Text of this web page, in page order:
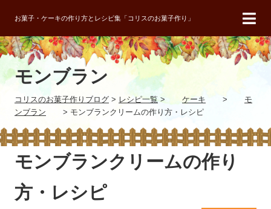
お菓子・ケーキの作り方とレシピ集「コリスのお菓子作り」
モンブラン
コリスのお菓子作りブログ > レシピ一覧> ケーキ >
モ
ンブラン
> モンブランクリームの作り方・レシピ
モンブランクリームの作り
方・レシピ